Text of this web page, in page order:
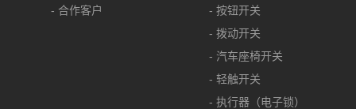
- 合作客户
- 按钮开关
- 拨动开关
- 汽车座椅开关
- 轻触开关
- 执行器（电子锁）